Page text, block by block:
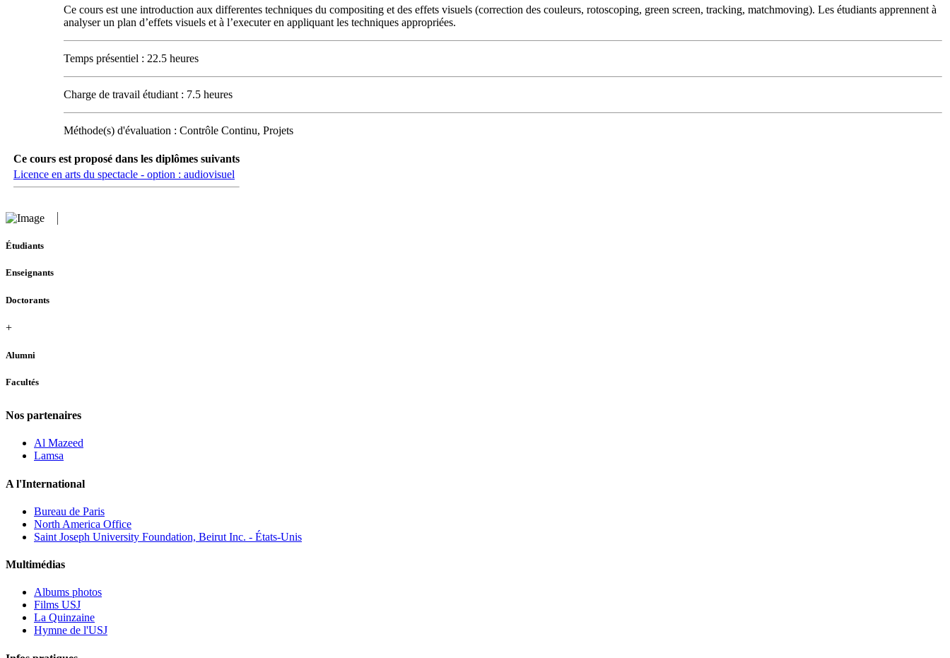
Ce cours est une introduction aux differentes techniques du compositing et des effets visuels (correction des couleurs, rotoscoping, green screen, tracking, matchmoving). Les étudiants apprennent à
analyser un plan d’effets visuels et à l’executer en appliquant les techniques appropriées.
Temps présentiel : 22.5 heures
Charge de travail étudiant : 7.5 heures
Méthode(s) d'évaluation : Contrôle Continu, Projets
Ce cours est proposé dans les diplômes suivants
Licence en arts du spectacle - option : audiovisuel
Étudiants
Enseignants
Doctorants
+
Alumni
Facultés
Nos partenaires
Al Mazeed
Lamsa
A l'International
Bureau de Paris
North America Office
Saint Joseph University Foundation, Beirut Inc. - États-Unis
Multimédias
Albums photos
Films USJ
La Quinzaine
Hymne de l'USJ